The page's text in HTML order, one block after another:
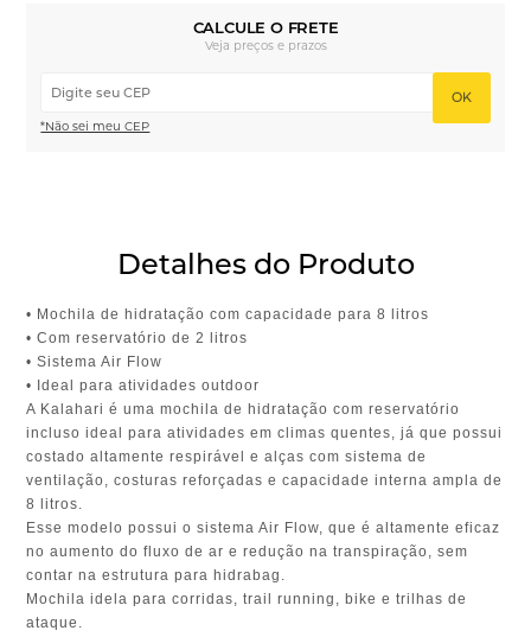
CALCULE O FRETE
Veja preços e prazos
OK
*Não sei meu CEP
Detalhes do Produto
• Mochila de hidratação com capacidade para 8 litros
• Com reservatório de 2 litros
• Sistema Air Flow
• Ideal para atividades outdoor
A Kalahari é uma mochila de hidratação com reservatório
incluso ideal para atividades em climas quentes, já que possui
costado altamente respirável e alças com sistema de
ventilação, costuras reforçadas e capacidade interna ampla de
8 litros.
Esse modelo possui o sistema Air Flow, que é altamente eficaz
no aumento do fluxo de ar e redução na transpiração, sem
contar na estrutura para hidrabag.
Mochila idela para corridas, trail running, bike e trilhas de
ataque.